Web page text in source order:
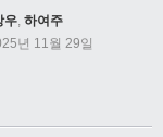
우, 하여주
년 11월 29일